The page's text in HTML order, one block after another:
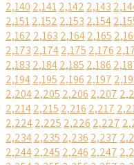
2,140 2,1412,142 2,143
2,1512,152 2,153 2,154
2,162 2,163 2,1642,165
2,173 2,1742,175 2,176
2,183 2,1842,185 2,186
2,1942,195 2,196 2,197
2,2042,205 2,206 2,207
2,2142,215 2,216 2,217
2,2242,225 2,226 2,227
2,2342,235 2,236 2,237
2,2442,245 2,246 2,247